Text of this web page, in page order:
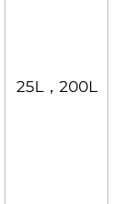
25L，200L